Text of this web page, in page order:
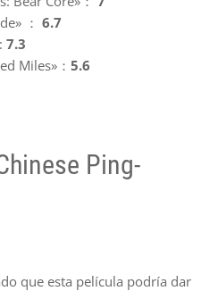
： 6.7
7.3
Miles»： 5.6
Ping-
que esta película podría dar